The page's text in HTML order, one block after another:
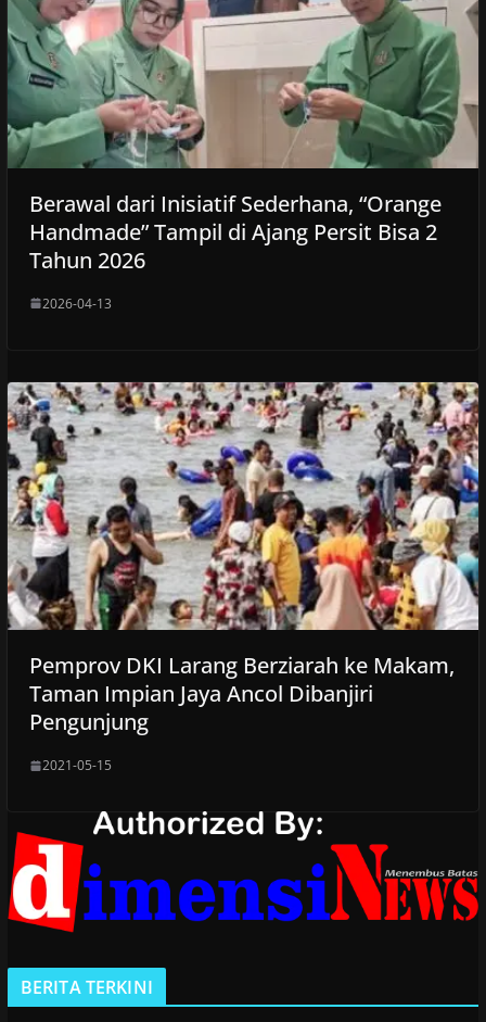
Berawal dari Inisiatif Sederhana, “Orange
Handmade” Tampil di Ajang Persit Bisa 2
Tahun 2026
2026-04-13
Pemprov DKI Larang Berziarah ke Makam,
Taman Impian Jaya Ancol Dibanjiri
Pengunjung
2021-05-15
BERITA TERKINI